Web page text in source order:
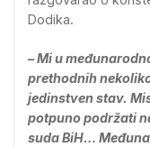
Dodika.
– Mi u
prethodnih
jedinstven stav.
potpuno podržati
suda BiH…